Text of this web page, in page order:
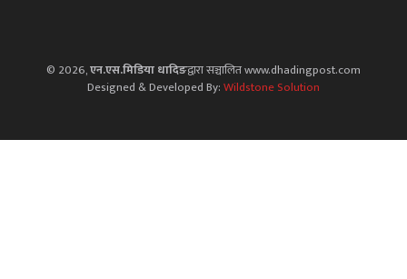
© 2026,एन.एस.मिडिया धादिङद्वारा सञ्चालित www.dhadingpost.com
Designed & Developed By:Wildstone Solution